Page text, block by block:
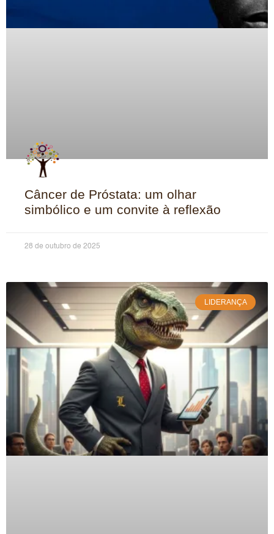
Câncer de Próstata: um olhar
simbólico e um convite à reflexão
28 de outubro de 2025
LIDERANÇA